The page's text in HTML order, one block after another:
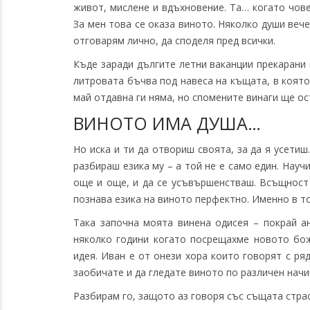
живот, мислене и вдъхновение. Та… когато
За мен това се оказа виното. Няколко души
отговарям лично, да споделя пред всички.
Къде заради дългите летни ваканции
литровата бъчва под навеса на къщата, в
май отдавна ги няма, но спомените винаги ще
ВИНОТО ИМА ДУША…
Но иска и ти да отвориш своята, за да я
разбираш езика му – а той не е само един.
още и още, и да се усъвършенстваш. Всъщност
познава езика на виното перфектно. Именно в
Така започна моята винена одисея –
няколко години когато посрещахме новото
идея. Иван е от онези хора които говорят с
заобичате и да гледате виното по различен
Разбирам го, защото аз говоря със същата